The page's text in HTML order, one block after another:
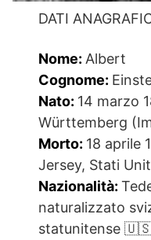
DATI
Nome: Albert
Cognome:
Nato: 14 marzo
Württemberg
Morto: 18 aprile
Jersey, Stati
Nazionalità:
naturalizzato
statunitense